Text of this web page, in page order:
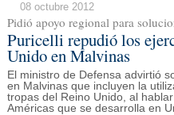
08 octubre 2012
Pidió apoyo regional para
Puricelli repudió los
Unido en Malvinas
El ministro de Defensa advirtió
en Malvinas que incluyen la
tropas del Reino Unido, al
Américas que se desarrolla en